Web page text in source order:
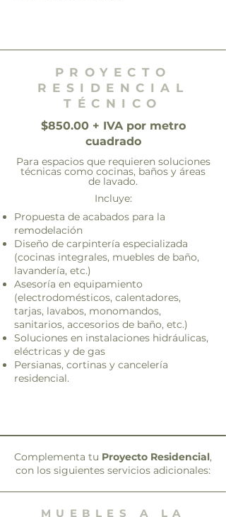
PROYECTO
RESIDENCIAL
TÉCNICO
$850.00 + IVA por metro
cuadrado
Para espacios que requieren soluciones
técnicas como cocinas, baños y áreas
de lavado.
Incluye:
Propuesta de acabados para la
remodelación
Diseño de carpintería especializada
(cocinas integrales, muebles de baño,
lavandería, etc.)
Asesoría en equipamiento
(electrodomésticos, calentadores,
tarjas, lavabos, monomandos,
sanitarios, accesorios de baño, etc.)
Soluciones en instalaciones hidráulicas,
eléctricas y de gas
Persianas, cortinas y cancelería
residencial.
Complementa tu Proyecto Residencial,
con los siguientes servicios adicionales:
MUEBLES A LA